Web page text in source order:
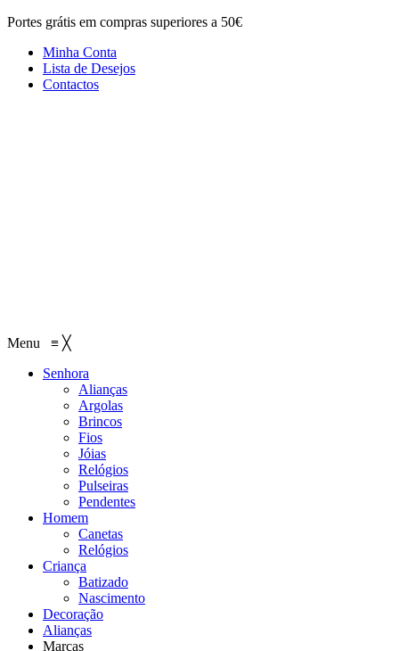
Portes grátis em compras superiores a 50€
Minha Conta
Lista de Desejos
Contactos
Menu ≡ ╳
Senhora
Alianças
Argolas
Brincos
Fios
Jóias
Relógios
Pulseiras
Pendentes
Homem
Canetas
Relógios
Criança
Batizado
Nascimento
Decoração
Alianças
Marcas